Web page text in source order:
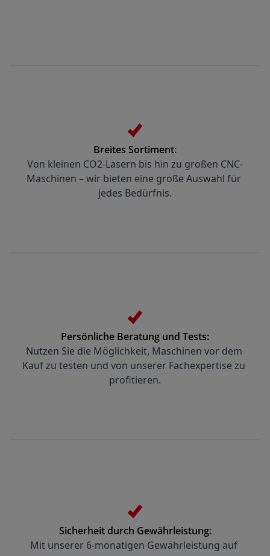
Breites Sortiment:
Von kleinen CO2-Lasern bis hin zu großen CNC-
Maschinen – wir bieten eine große Auswahl für
jedes Bedürfnis.
Persönliche Beratung und Tests:
Nutzen Sie die Möglichkeit, Maschinen vor dem
Kauf zu testen und von unserer Fachexpertise zu
profitieren.
Sicherheit durch Gewährleistung:
Mit unserer 6-monatigen Gewährleistung auf